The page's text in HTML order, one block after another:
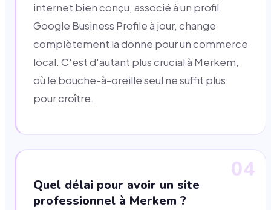
internet bien conçu, associé à un profil
Google Business Profile à jour, change
complètement la donne pour un commerce
local. C'est d'autant plus crucial à Merkem,
où le bouche-à-oreille seul ne suffit plus
pour croître.
04
Quel délai pour avoir un site
professionnel à Merkem ?